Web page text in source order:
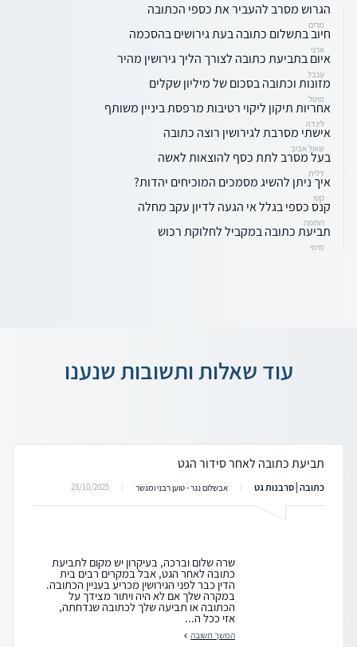
הגרוש מסרב להעביר את כספי הכתובה
מרים
חיוב בתשלום כתובה בעת גירושים בהסכמה
ארני
איום בתביעת כתובה לצורך הליך גירושין מהיר
ענבל
מזונות וכתובה בסכום של מיליון שקלים
מיטל
אחריות תיקון ליקוי רטיבות מרפסת ביניין משותף
לינדה
אישתי מסרבת לגירושין רוצה כתובה
שאול אביב
בעל מסרב לתת כסף להוצאות לאשה
דלית
איך ניתן להשיג מסמכים המוכיחים יהדות?
קטי
קנס כספי בגלל אי הגעה לדיון עקב מחלה
רוחמה
תביעת כתובה במקביל לחלוקת רכוש
מימי
עוד שאלות ותשובות שנענו
תביעת כתובה לאחר סידור הגט
כתובה | סרבנות גט אבשלום נגר - טוען רבני ומגשר 28/10/2025
שרה שלום וברכה, בעיקרון יש מקום לתביעת
כתובה לאחר הגט, אבל במקרים רבים בית
הדין כבר לפני הגירושין מכריע בעניין הכתובה.
במקרה שלך אם לא היה ויתור מצידך על
הכתובה או תביעה שלך לכתובה שנדחתה,
אזי ככל ה...
המשך תשובה